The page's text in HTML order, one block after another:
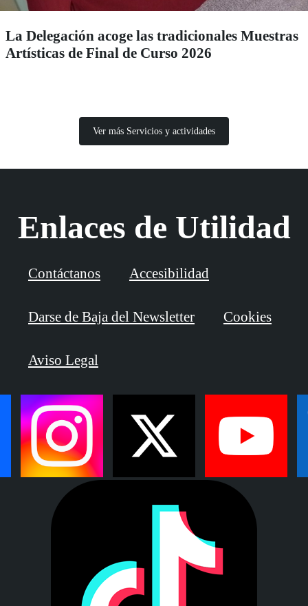
La Delegación acoge las tradicionales Muestras
Artísticas de Final de Curso 2026
Ver más Servicios y actividades
Enlaces de Utilidad
Contáctanos Accesibilidad
Darse de Baja del Newsletter Cookies
Aviso Legal